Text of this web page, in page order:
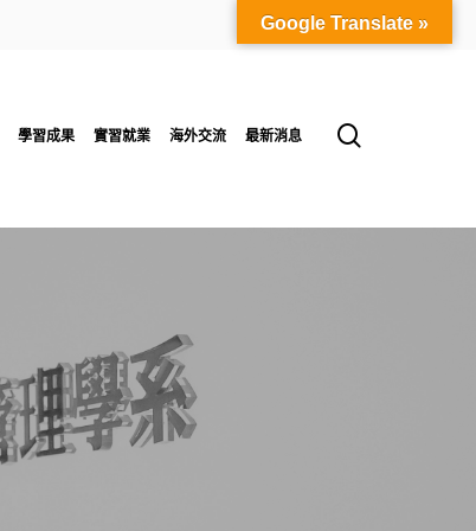
學習成果 實習就業 海外交流 最新消息
Google Translate »